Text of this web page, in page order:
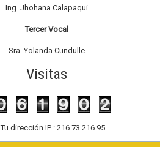
Ing. Jhohana Calapaqui
Tercer Vocal
Sra. Yolanda Cundulle
Visitas
Tu dirección IP : 216.73.216.95